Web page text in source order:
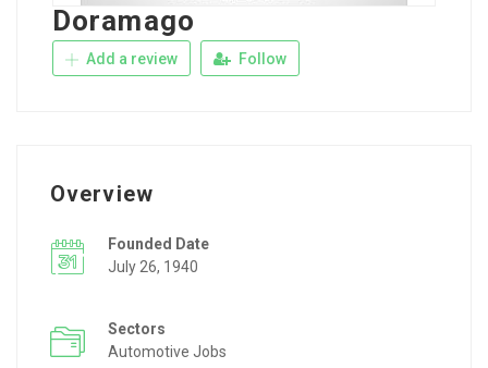
Doramago
Add a review Follow
Overview
Founded Date
July 26, 1940
Sectors
Automotive Jobs